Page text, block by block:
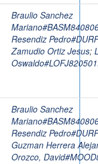
Braulio Sanchez
Resendiz
Zamudio Ortiz Jesus;
Braulio Sanchez
Resendiz
Guzman Herrera
Orozco,